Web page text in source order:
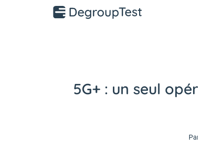
5G+ : un seul